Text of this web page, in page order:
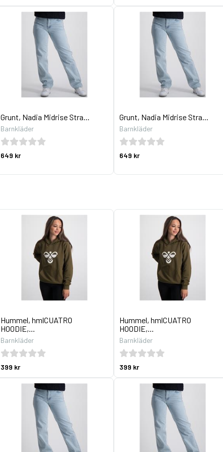
Grunt, Nadia Midrise Stra...
Barnkläder
649 kr
Grunt, Nadia Midrise Stra...
Barnkläder
649 kr
Hummel, hmlCUATRO
HOODIE,...
Barnkläder
399 kr
Hummel, hmlCUATRO
HOODIE,...
Barnkläder
399 kr